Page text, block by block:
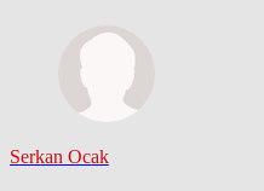
Serkan Ocak